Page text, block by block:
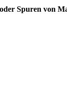
Spuren von